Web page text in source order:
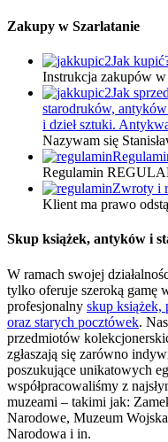
Zakupy w Szarlatanie
Jak
Instrukcja zakupów
Jak
starodruków,
i dzieł sztuki.
Nazywam się
Regulamin
Zwroty i
Klient ma prawo
Skup książek, antyków i
W ramach swojej
tylko oferuje szeroką gamę
profesjonalny skup książek,
oraz starych pocztówek.
przedmiotów
zgłaszają się zarówno
poszukujące unikatowych
współpracowaliśmy z
muzeami – takimi jak:
Narodowe, Muzeum
Narodowa i in.